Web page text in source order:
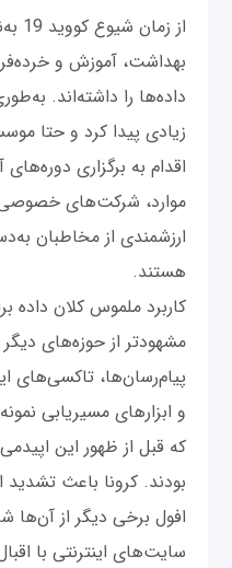
از
بهداشت، آموزش و
داده‌ها را داشته‌اند.
زیادی پیدا کرد و حتا
اقدام به برگزاری
موارد، شرکت‌های
ارزشمندی از مخاطبان
هستند.
کاربرد ملموس کلان داده
مشهودتر از حوزه‌های
پیام‌رسان‌ها، تاکسی‌های
و ابزارهای مسیریابی
که قبل از ظهور این
بودند. کرونا باعث
افول برخی دیگر از آن‌ها
سایت‌های اینترنتی با